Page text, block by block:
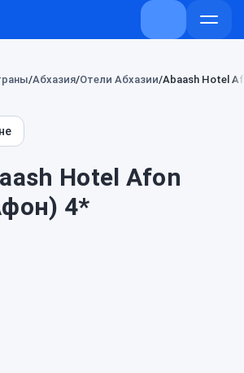
+7 (800) 707-
Абхазия Отели Абхазии Abaash Hotel
Hotel Afon
4*